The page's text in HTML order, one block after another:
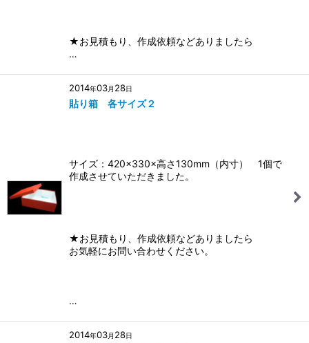
★お見積もり、作成依頼などありましたら
…
2014年03月 28日
貼り箱 各サイズ２
サイズ：420×330×高さ130mm（内寸） 1個で
作成させていただきました。
★お見積もり、作成依頼などありましたら
お気軽にお問い合わせください。
…
2014年03月 28日